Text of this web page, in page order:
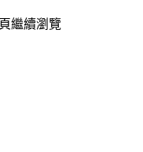
繼續瀏覽